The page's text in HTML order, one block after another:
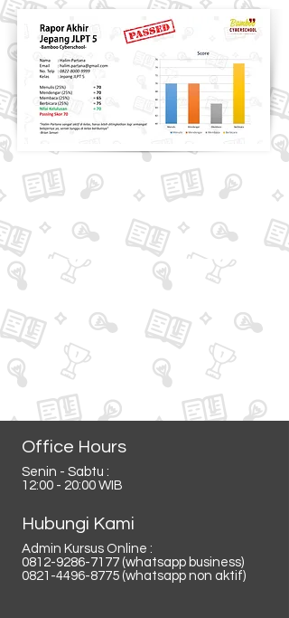
Office Hours
Senin - Sabtu :
12:00 - 20:00 WIB
Hubungi Kami
Admin Kursus Online :
0812-9286-7177 (whatsapp business)
0821-4496-8775 (whatsapp non aktif)